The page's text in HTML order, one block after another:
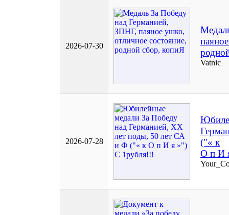
2026-07-30
Vatnic
2026-07-28
("« к
О п И